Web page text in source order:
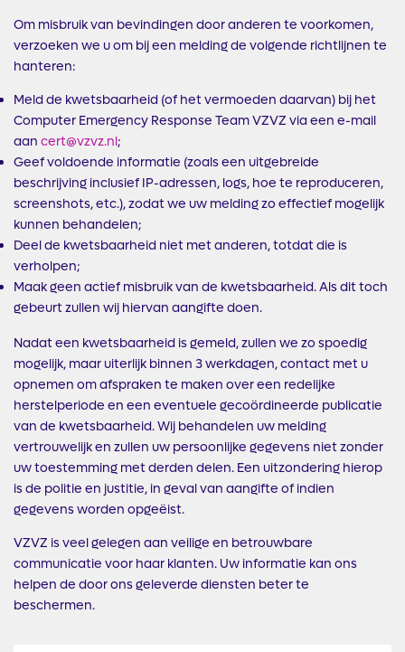
Om misbruik van bevindingen door anderen te voorkomen,
verzoeken we u om bij een melding de volgende richtlijnen te
hanteren:
Meld de kwetsbaarheid (of het vermoeden daarvan) bij het
Computer Emergency Response Team VZVZ via een e-mail
aan cert@vzvz.nl;
Geef voldoende informatie (zoals een uitgebreide
beschrijving inclusief IP-adressen, logs, hoe te reproduceren,
screenshots, etc.), zodat we uw melding zo effectief mogelijk
kunnen behandelen;
Deel de kwetsbaarheid niet met anderen, totdat die is
verholpen;
Maak geen actief misbruik van de kwetsbaarheid. Als dit toch
gebeurt zullen wij hiervan aangifte doen.
Nadat een kwetsbaarheid is gemeld, zullen we zo spoedig
mogelijk, maar uiterlijk binnen 3 werkdagen, contact met u
opnemen om afspraken te maken over een redelijke
herstelperiode en een eventuele gecoördineerde publicatie
van de kwetsbaarheid. Wij behandelen uw melding
vertrouwelijk en zullen uw persoonlijke gegevens niet zonder
uw toestemming met derden delen. Een uitzondering hierop
is de politie en justitie, in geval van aangifte of indien
gegevens worden opgeëist.
VZVZ is veel gelegen aan veilige en betrouwbare
communicatie voor haar klanten. Uw informatie kan ons
helpen de door ons geleverde diensten beter te
beschermen.